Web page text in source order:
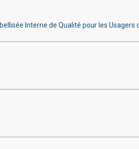
Interne de Qualité pour les Usagers